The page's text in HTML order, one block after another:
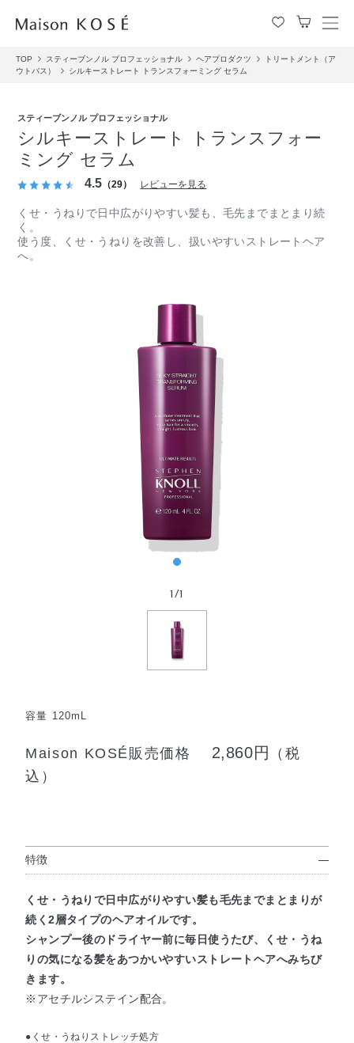
メ
ュ
TOP スティーブンノル プロフェッショナル ヘアプロダクツ
トリートメント（ア
ウトバス）
シルキーストレート トランスフォーミング セラム
スティーブンノル プロフェッショナル
シルキーストレート トランスフォー
ミング セラム
4.5 （29） レビューを見る
くせ・うねりで日中広がりやすい髪も、毛先までまとまり続
く。
使う度、くせ・うねりを改善し、扱いやすいストレートヘア
へ。
1 /1
容量 120mL
Maison KOSÉ販売価格 2,860円
（税
込）
特徴
くせ・うねりで日中広がりやすい髪も毛先までまとまりが
続く2層タイプのヘアオイルです。
シャンプー後のドライヤー前に毎日使うたび、くせ・うね
りの気になる髪をあつかいやすいストレートヘアへみちび
きます。
※アセチルシステイン配合。
●くせ・うねりストレッチ処方